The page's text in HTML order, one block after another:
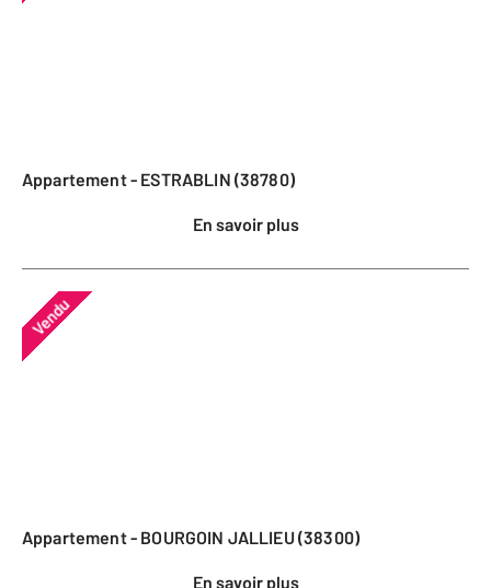
Appartement - ESTRABLIN (38780)
En savoir plus
Vendu
Appartement - BOURGOIN JALLIEU (38300)
En savoir plus